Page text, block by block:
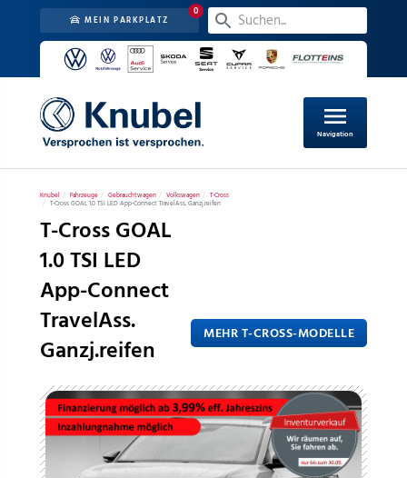
MEIN PARKPLATZ
0
menu
Navigation
Knubel Fahrzeuge Gebrauchtwagen Volkswagen
T-Cross
T-Cross GOAL 1.0 TSI LED App-Connect TravelAss. Ganzj.reifen
T-Cross GOAL
1.0 TSI LED
App-Connect
TravelAss.
Ganzj.reifen
MEHR T-CROSS-MODELLE